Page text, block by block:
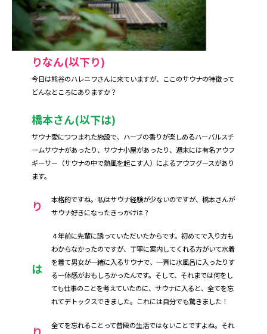
りなん(以下り)
今日は熊谷のハレニワさんに来ていますが、ここのサウナの特徴って
どんなところにありますか？
橋本さん(以下は)
サウナ愛につつまれた施設で、ハーブの香りが楽しめるハーバルスチ
ームサウナがあったり、サウナ小屋があったり、週末には有名アウフ
ギーサー（サウナの中で熱風を起こす人）によるアウフグースがあり
ます。
り
本格的ですね。私はサウナ経験が少ないのですが、橋本さんが
サウナ好きになったきっかけは？
は
４年前に先輩に誘っていただいたからです。初めてで入り方も
わからなかったのですが、丁寧に案内してくれる方がいて水着
を着て男女が一緒に入るサウナで、一斉に水風呂に入ったりす
る一体感がおもしろかったんです。そして、それまでは何をし
ても仕事のことを考えていたのに、サウナに入ると、全てを忘
れてデトックスできました。これには自分でも驚きました！
全てを忘れることって普段の生活ではないことですよね。それ